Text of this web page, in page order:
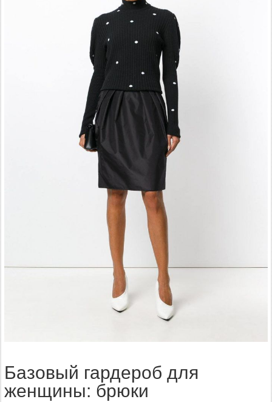
Базовый гардероб для
женщины: брюки